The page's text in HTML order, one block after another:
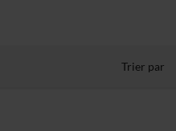
Trier par